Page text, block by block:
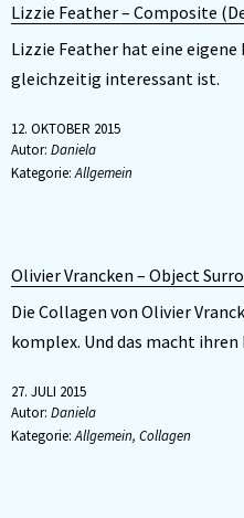
Lizzie Feather – Composite
Lizzie Feather hat eine
gleichzeitig interessant ist.
12. OKTOBER 2015
Autor: Daniela
Kategorie:Allgemein
Olivier Vrancken – Object
Die Collagen von Olivier
komplex. Und das macht ihren
27. JULI 2015
Autor: Daniela
Kategorie:Allgemein, Collagen